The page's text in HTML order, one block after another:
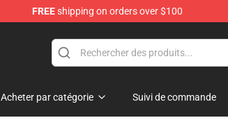
FREEshipping on orders over $100
Acheter par catégorie Suivi de commande